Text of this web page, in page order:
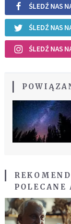
ŚLEDŹ NAS
ŚLEDŹ NAS
ŚLEDŹ NAS
POLECANE